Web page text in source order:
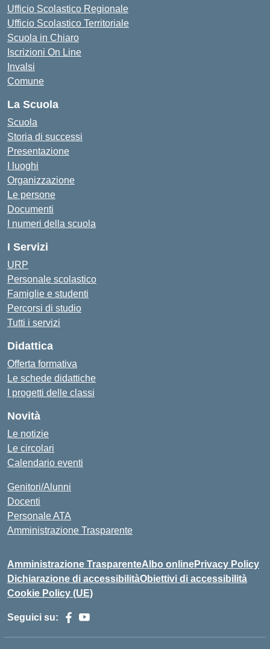
Ufficio Scolastico Regionale
Ufficio Scolastico Territoriale
Scuola in Chiaro
Iscrizioni On Line
Invalsi
Comune
La Scuola
Scuola
Storia di successi
Presentazione
I luoghi
Organizzazione
Le persone
Documenti
I numeri della scuola
I Servizi
URP
Personale scolastico
Famiglie e studenti
Percorsi di studio
Tutti i servizi
Didattica
Offerta formativa
Le schede didattiche
I progetti delle classi
Novità
Le notizie
Le circolari
Calendario eventi
Genitori/Alunni
Docenti
Personale ATA
Amministrazione Trasparente
Amministrazione TrasparenteAlbo onlinePrivacy Policy
Dichiarazione di accessibilitàObiettivi di accessibilità
Cookie Policy (UE)
Seguici su: